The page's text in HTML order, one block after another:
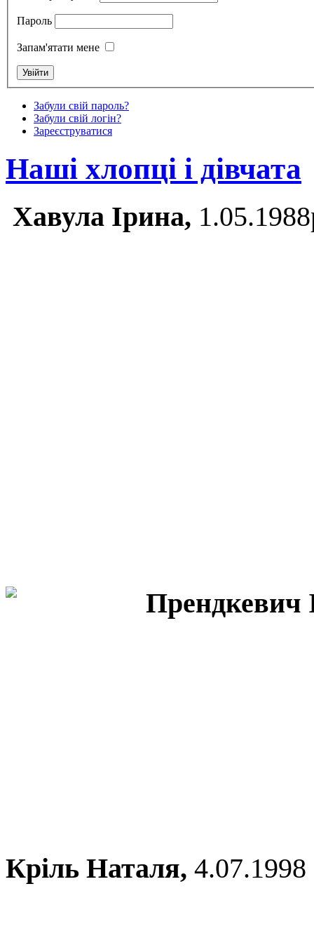
Пароль
Запам'ятати мене
Забули свій пароль?
Забули свій логін?
Зареєструватися
Наші хлопці і дівчата
Хавула Ірина,
Прендкевич
Кріль Наталя, 4.07.1998